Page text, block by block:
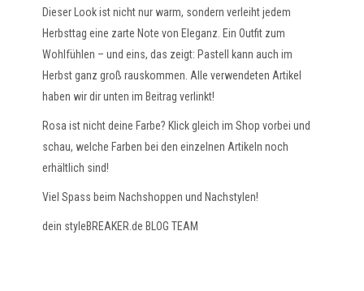
Dieser Look ist nicht nur warm, sondern verleiht jedem
Herbsttag eine zarte Note von Eleganz. Ein Outfit zum
Wohlfühlen – und eins, das zeigt: Pastell kann auch im
Herbst ganz groß rauskommen. Alle verwendeten Artikel
haben wir dir unten im Beitrag verlinkt!
Rosa ist nicht deine Farbe? Klick gleich im Shop vorbei und
schau, welche Farben bei den einzelnen Artikeln noch
erhältlich sind!
Viel Spass beim Nachshoppen und Nachstylen!
dein styleBREAKER.de BLOG TEAM